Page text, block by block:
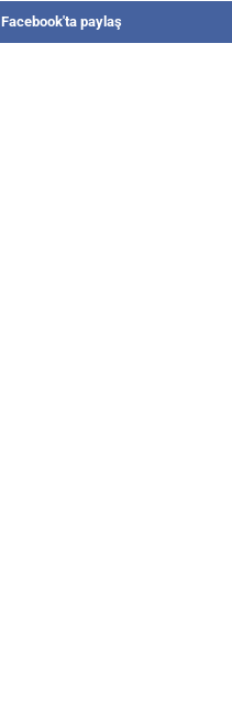
Facebook'ta paylaş